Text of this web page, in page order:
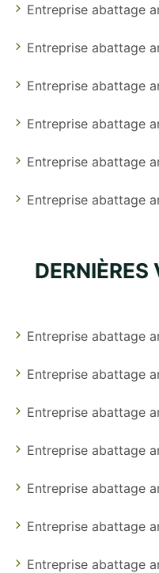
Entreprise abattage
Entreprise abattage
Entreprise abattage
Entreprise abattage
Entreprise abattage
Entreprise abattage
DERNIÈRES
Entreprise abattage
Entreprise abattage
Entreprise abattage
Entreprise abattage
Entreprise abattage
Entreprise abattage
Entreprise abattage